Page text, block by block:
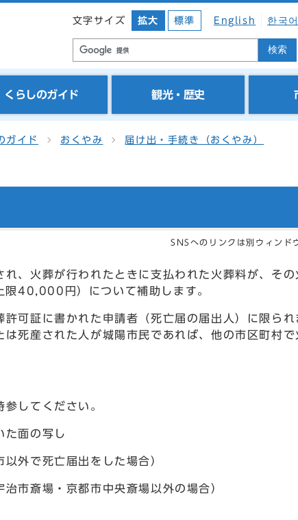
文字サイズ 拡大 標準 English 한국어
検索
くらしのガイド 観光・歴史
ガイド おくやみ 届け出・手続き（おくやみ）
SNSへのリンクは別ウィンド
れ、火葬が行われたときに支払われた火葬料が、そ
40,000円）について補助します。
許可証に書かれた申請者（死亡届の届出人）に限ら
は死産された人が城陽市民であれば、他の市区町村
してください。
た面の写し
外で死亡届出をした場合）
市斎場・京都市中央斎場以外の場合）